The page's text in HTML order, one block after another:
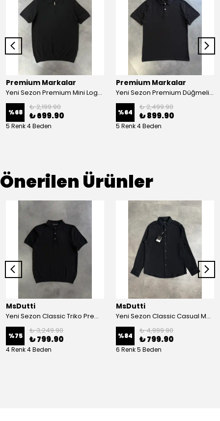
Premium Markalar
Yeni Sezon Premium Mini Logo Yarım Fermuarlı Triko Polo Yaka
%68
₺ 2,199.90
₺ 699.90
5 Renk 4 Beden
Premium Markalar
Yeni Sezon Premium Düğmeli Pamuk Pike Polo Yaka Tişört
%64
₺ 2,499.90
₺ 899.90
5 Renk 4 Beden
Önerilen Ürünler
MsDutti
Yeni Sezon Classic Triko Premium Polo Yaka T-shirt
%75
₺ 3,249.90
₺ 799.90
4 Renk 4 Beden
MsDutti
Yeni Sezon Classic Casual Müslin Gömlek
%84
₺ 4,999.90
₺ 799.90
6 Renk 5 Beden